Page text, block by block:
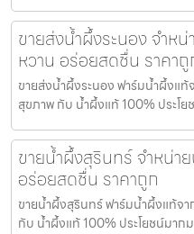
ขายส่งน้ำผึ้งระนอง จำห
หวาน อร่อยสดชื่น ราคา
ขายส่งน้ำผึ้งระนอง ฟาร์มน้ำผึ้งแ
สุขภาพ กับ น้ำผึ้งแท้ 100% ประโ
ขายน้ำผึ้งสุรินทร์ จำหน่า
อร่อยสดชื่น ราคาถูก
ขายน้ำผึ้งสุรินทร์ ฟาร์มน้ำผึ้งแท้จ
กับ น้ำผึ้งแท้ 100% ประโยชน์มาก